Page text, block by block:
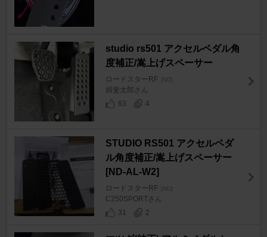
studio rs501 アクセルペダル角
度補正/嵩上げスペーサー
ロードスターRF [ND]
揖斐太郎さん
63
4
STUDIO RS501 アクセルペダ
ル角度補正/嵩上げスペーサー
[ND-AL-W2]
ロードスターRF [ND]
C250SPORTさん
31
2